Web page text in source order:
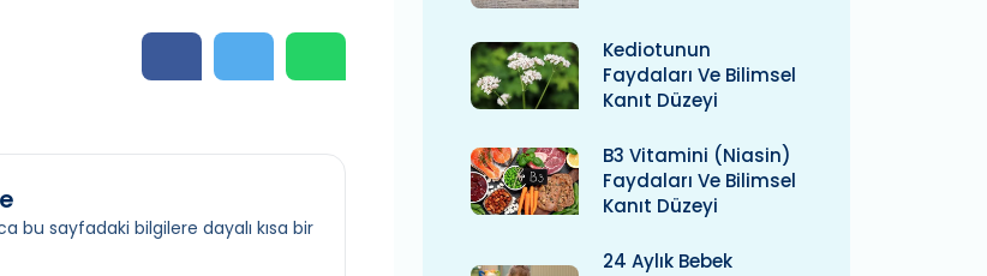
bu sayfadaki bilgilere dayalı kısa bir
Kediotunun
Faydaları Ve Bilimsel
Kanıt Düzeyi
B3 Vitamini (niasin)
Faydaları Ve Bilimsel
Kanıt Düzeyi
24 Aylık Bebek